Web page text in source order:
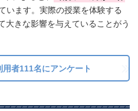
います。実際の授業を体験する
大きな影響を与えていることがう
者111名にアンケート